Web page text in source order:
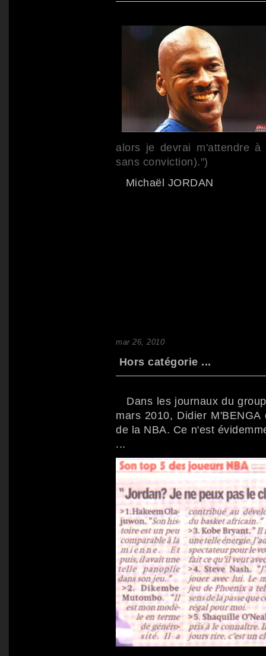
alors je devrai m'attendre
sans conviction).")
Michaël JORDAN
mar 26, 2010
Hors catégorie ...
Dans les journaux du
mars 2010, Didier
de la NBA. Ce n'est
...